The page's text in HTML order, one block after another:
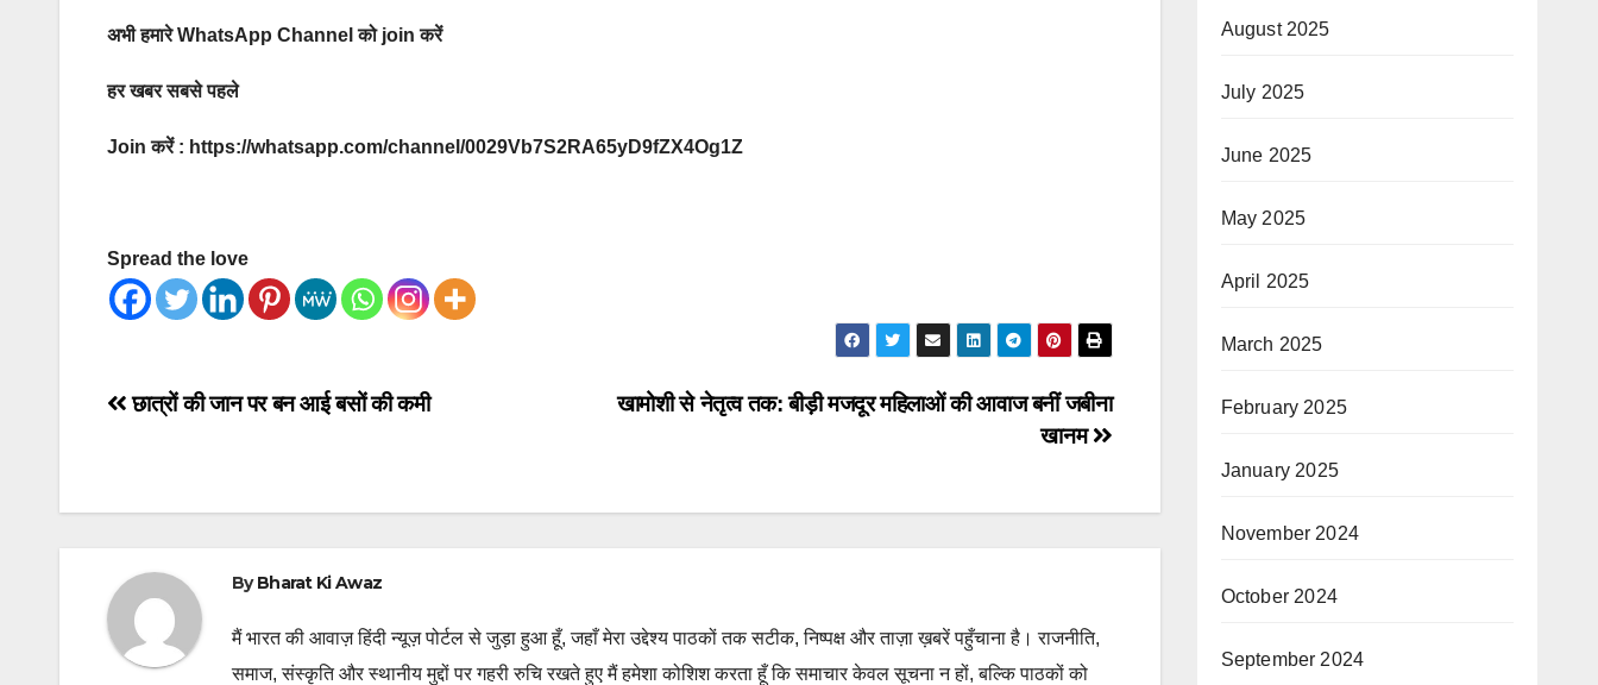
अभी हमारे WhatsApp Channel को join करें
हर खबर सबसे पहले
Join करें : https://whatsapp.com/channel/0029Vb7S2RA65yD9fZX4Og1Z
Spread the love
Post
खामोशी से नेतृत्व तक: बीड़ी मजदूर महिलाओं की आवाज बनीं जबीना
खानम
छात्रों की जान पर बन आई बसों की कमी
ByBharat Ki Awaz
मैं भारत की आवाज़ हिंदी न्यूज़ पोर्टल से जुड़ा हुआ हूँ, जहाँ मेरा उद्देश्य पाठकों तक सटीक, निष्पक्ष और ताज़ा ख़बरें पहुँचाना है। राजनीति,
समाज, संस्कृति और स्थानीय मुद्दों पर गहरी रुचि रखते हुए मैं हमेशा कोशिश करता हूँ कि समाचार केवल सूचना न हों, बल्कि पाठकों को
August 2025
July 2025
June 2025
May 2025
April 2025
March 2025
February 2025
January 2025
November 2024
October 2024
September 2024